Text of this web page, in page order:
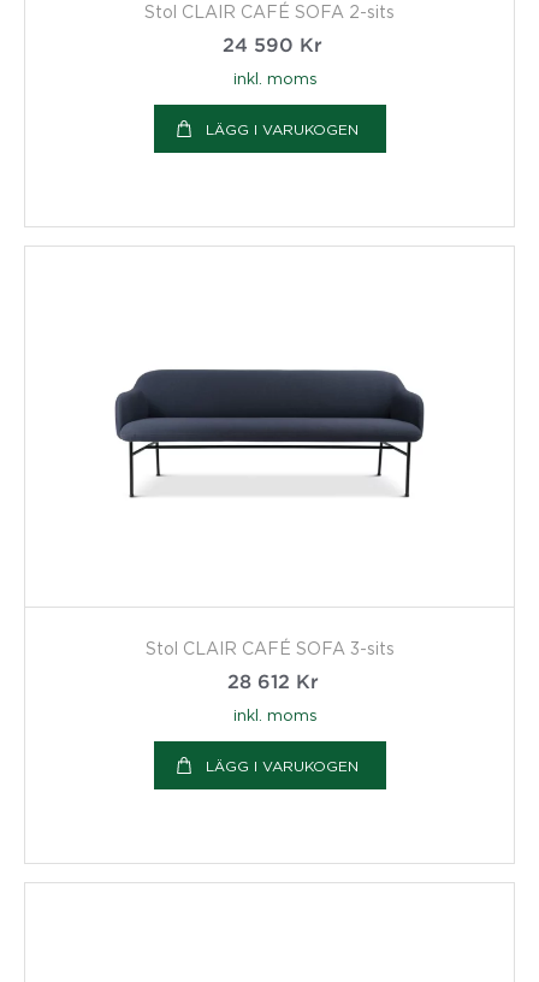
Stol CLAIR CAFÉ SOFA 2-sits
24 590 Kr
inkl. moms
LÄGG I VARUKOGEN
Stol CLAIR CAFÉ SOFA 3-sits
28 612 Kr
inkl. moms
LÄGG I VARUKOGEN